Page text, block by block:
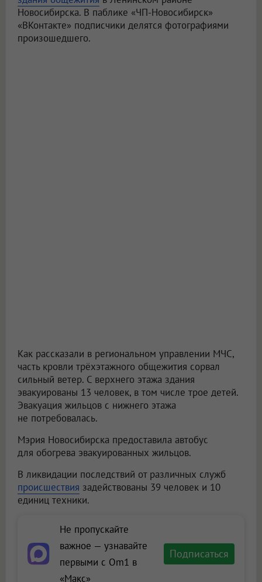
Новосибирска. В паблике «ЧП-Новосибирск»
«ВКонтакте» подписчики делятся фотографиями
произошедшего.
Как рассказали в региональном управлении МЧС,
часть кровли трёхэтажного общежития сорвал
сильный ветер. С верхнего этажа здания
эвакуированы 13 человек, в том числе трое детей.
Эвакуация жильцов с нижнего этажа
не потребовалась.
Мэрия Новосибирска предоставила автобус
для обогрева эвакуированных жильцов.
В ликвидации последствий от различных служб
происшествия задействованы 39 человек и 10
единиц техники.
Не пропускайте
важное — узнавайте
первыми с Om1 в
«Макс»
Подписаться